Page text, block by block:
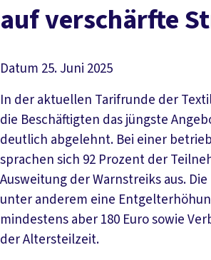
auf verschärfte
Datum 25. Juni 2025
In der aktuellen Tarifrunde der
die Beschäftigten das jüngste
deutlich abgelehnt. Bei einer
sprachen sich 92 Prozent der
Ausweitung der Warnstreiks aus.
unter anderem eine
mindestens aber 180 Euro sowie
der Altersteilzeit.